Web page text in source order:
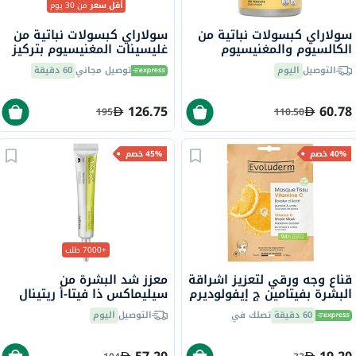
سولاراي كبسولات نباتية من
الكالسيوم والمغنيسيوم
والزنك - 100 كبسولة
التوصيل اليوم
60.78
110.50
أقل سعرمن 30 يوم
سولاراي كبسولات نباتية من
غليسينات المغنيسيوم بتركيز
350 ملجم لصحة العظام
والعضلات حزمة من 120
توصيل مجاني60 دقيقة
126.75
195
40% خصم
قناع وجه ورقي لتعزيز اشراقة
البشرة بفيتامين ج إيفولوديرم
60 دقيقة تصلك في
45% خصم
+7000 طلب
معزز شد البشرة من
سيليماكس ذا فيتا-أ ريتينال
شوت، 15 مل
التوصيل اليوم